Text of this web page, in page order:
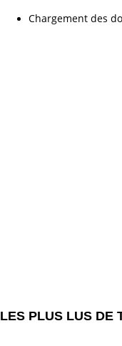
Chargement des
LES PLUS LUS DE